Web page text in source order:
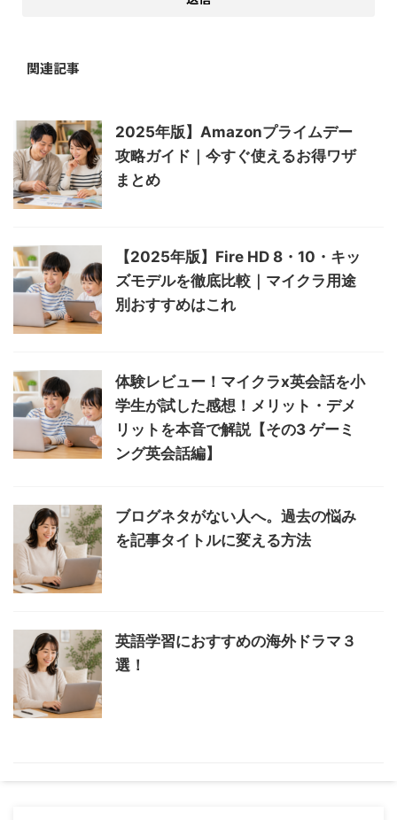
関連記事
2025年版】Amazonプライムデー
攻略ガイド｜今すぐ使えるお得ワザ
まとめ
【2025年版】Fire HD 8・10・キッ
ズモデルを徹底比較｜マイクラ用途
別おすすめはこれ
体験レビュー！マイクラx英会話を小
学生が試した感想！メリット・デメ
リットを本音で解説【その3 ゲーミ
ング英会話編】
ブログネタがない人へ。過去の悩み
を記事タイトルに変える方法
英語学習におすすめの海外ドラマ３
選！